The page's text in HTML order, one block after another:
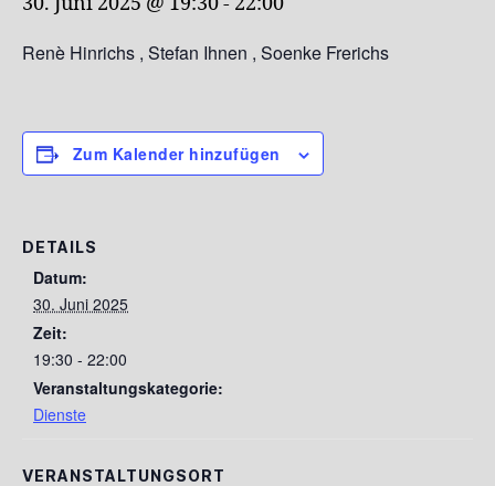
Renè Hinrichs , Stefan Ihnen , Soenke Frerichs
Zum Kalender hinzufügen
DETAILS
Datum:
30. Juni 2025
Zeit:
19:30 - 22:00
Veranstaltungskategorie:
Dienste
VERANSTALTUNGSORT